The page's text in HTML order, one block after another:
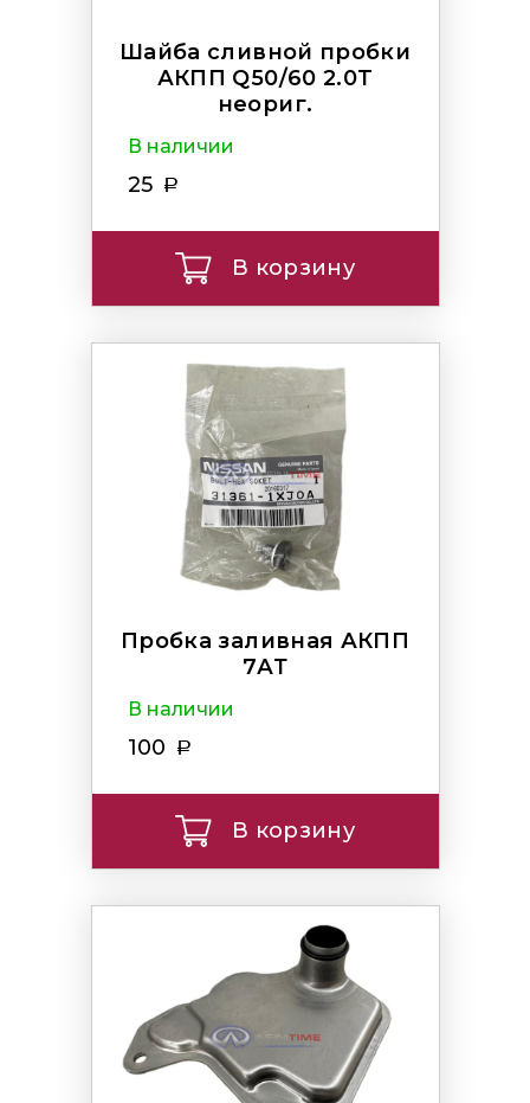
Шайба сливной пробки
АКПП Q50/60 2.0T
неориг.
В наличии
25
В корзину
Пробка заливная АКПП
7АТ
В наличии
100
В корзину